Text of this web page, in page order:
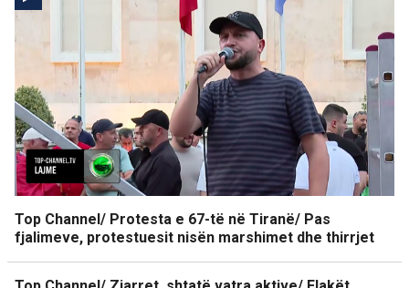
Top Channel/ Protesta e 67-të në Tiranë/ Pas
fjalimeve, protestuesit nisën marshimet dhe thirrjet